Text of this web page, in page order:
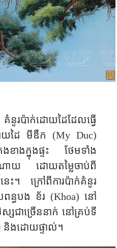
ប៉ាក់​ដោយដៃ​ដែល​ធ្វើ
ដៃ មីឌឹក (My Duc)
ែង​ខាង​ក្នុងផ្ទះ​ ថែមទាំង
ណោយ​ ដោយ​តម្លៃ​ចាប់​ពី​
ះ​។ ក្រៅពី​ការ​ប៉ាក់គំនូរ
ពន្ធបង ខ័រ (Khoa) នៅ
ជា​ច្រើន​នាក់​ នៅ​គ្រប់​ទី​
និង​​ដោយ​ផ្ទាល់​។